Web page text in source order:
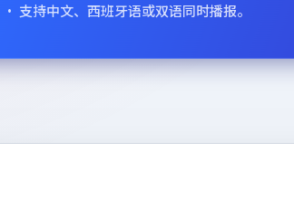
· 支持中文、西班牙语或双语同时播报。